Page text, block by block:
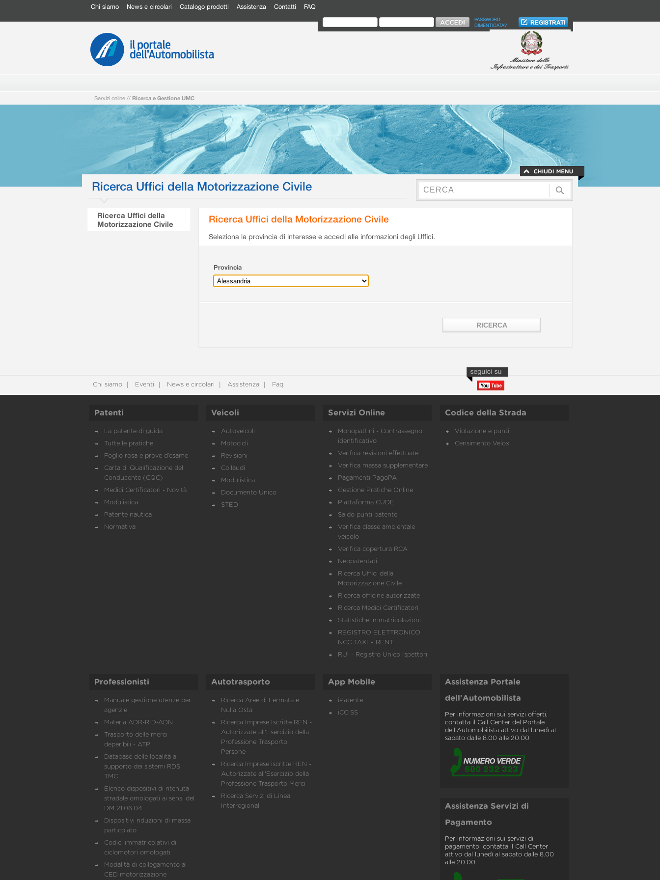
Chi siamo News e circolari Catalogo prodotti Assistenza Contatti FAQ
PASSWORD
DIMENTICATA?
Servizi online // Ricerca e Gestione UMC
Ricerca Uffici della Motorizzazione Civile
Ricerca Uffici della
Motorizzazione Civile
Ricerca Uffici della Motorizzazione Civile
Seleziona la provincia di interesse e accedi alle informazioni degli Uffici.
Provincia
Chi siamo Eventi News e circolari Assistenza Faq
Patenti
La patente di guida
Tutte le pratiche
Foglio rosa e prove d’esame
Carta di Qualificazione del
Conducente (CQC)
Medici Certificatori - Novità
Modulistica
Patente nautica
Normativa
Veicoli
Autoveicoli
Motocicli
Revisioni
Collaudi
Modulistica
Documento Unico
STED
Servizi Online
Monopattini - Contrassegno
identificativo
Verifica revisioni effettuate
Verifica massa supplementare
Pagamenti PagoPA
Gestione Pratiche Online
Piattaforma CUDE
Saldo punti patente
Verifica classe ambientale
veicolo
Verifica copertura RCA
Neopatentati
Ricerca Uffici della
Motorizzazione Civile
Ricerca officine autorizzate
Ricerca Medici Certificatori
Statistiche immatricolazioni
REGISTRO ELETTRONICO
NCC TAXI – RENT
RUI - Registro Unico Ispettori
Codice della Strada
Violazione e punti
Censimento Velox
Professionisti
Manuale gestione utenze per
agenzie
Materia ADR-RID-ADN
Trasporto delle merci
deperibili - ATP
Database delle località a
supporto dei sistemi RDS
TMC
Elenco dispositivi di ritenuta
stradale omologati ai sensi del
DM 21.06.04
Dispositivi riduzioni di massa
particolato
Codici immatricolativi di
ciclomotori omologati
Modalità di collegamento al
CED motorizzazione
Autotrasporto
Ricerca Aree di Fermata e
Nulla Osta
Ricerca Imprese Iscritte REN -
Autorizzate all'Esercizio della
Professione Trasporto
Persone
Ricerca Imprese iscritte REN -
Autorizzate all'Esercizio della
Professione Trasporto Merci
Ricerca Servizi di Linea
Interregionali
App Mobile
iPatente
iCCISS
Assistenza Portale
dell'Automobilista
Per informazioni sui servizi offerti,
contatta il Call Center del Portale
dell'Automobilista attivo dal lunedì al
sabato dalle 8.00 alle 20.00
Assistenza Servizi di
Pagamento
Per informazioni sui servizi di
pagamento, contatta il Call Center
attivo dal lunedì al sabato dalle 8.00
alle 20.00